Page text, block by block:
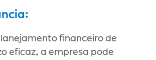
financeiro de
eficaz, a empresa pode